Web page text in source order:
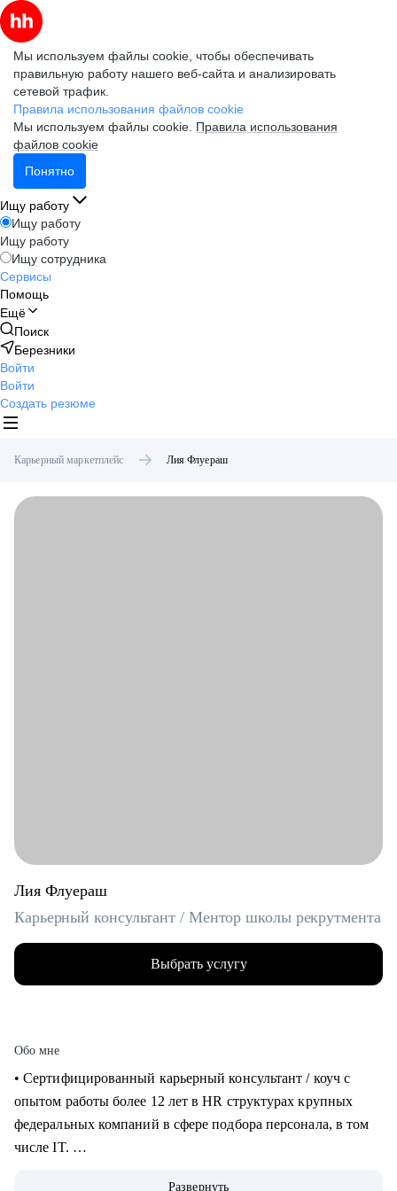
Мы используем файлы cookie, чтобы обеспечивать
правильную работу нашего веб-сайта и анализировать
сетевой трафик.
Правила использования файлов cookie
Мы используем файлы cookie. Правила использования
файлов cookie
Понятно
Ищу работу
Ищу работу
Ищу работу
Ищу сотрудника
Сервисы
Помощь
Ещё
Поиск
Березники
Войти
Войти
Создать резюме
Карьерный маркетплейс Лия Флуераш
Лия Флуераш
Карьерный консультант / Ментор школы рекрутмента
Выбрать услугу
Обо мне
• Сертифицированный карьерный консультант / коуч с
опытом работы более 12 лет в HR структурах крупных
федеральных компаний в сфере подбора персонала, в том
числе IT.
Развернуть